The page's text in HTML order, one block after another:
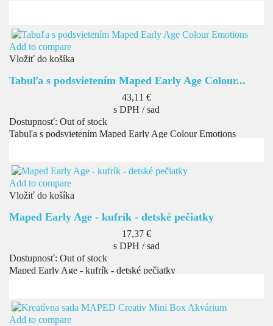
Add to compare
Vložiť do košíka
Tabuľa s podsvietením Maped Early Age Colour...
Cena
43,11 €
s DPH / sad
Dostupnosť: Out of stock
Tabuľa s podsvietením Maped Early Age Colour Emotions
Add to compare
Vložiť do košíka
Maped Early Age - kufrík - detské pečiatky
Cena
17,37 €
s DPH / sad
Dostupnosť: Out of stock
Maped Early Age - kufrík - detské pečiatky
Add to compare